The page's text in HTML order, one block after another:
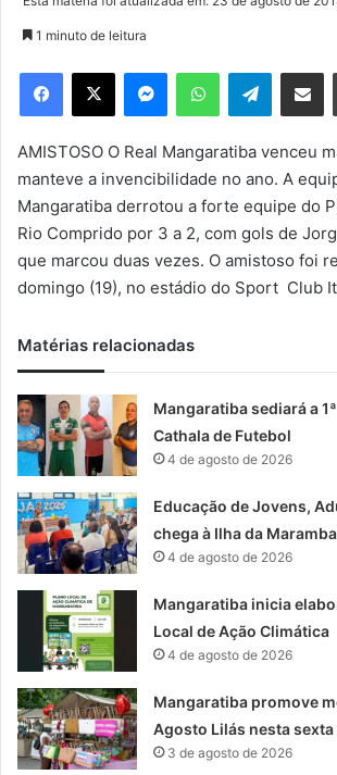
d
e
m
e
-
m
a
1 minuto de leitura
Telegram
AMISTOSO O Real Mangaratiba venceu
manteve a invencibilidade no ano. A
Mangaratiba derrotou a forte equipe do
Rio Comprido por 3 a 2, com gols de
que marcou duas vezes. O amistoso foi
domingo (19), no estádio do Sport Club
Matérias relacionadas
Mangaratiba sediará a
Cathala de Futebol
4 de agosto de 2026
Educação de Jovens,
chega à Ilha da
4 de agosto de 2026
Mangaratiba inicia
Local de Ação Climática
4 de agosto de 2026
Mangaratiba promove
Agosto Lilás nesta sexta
3 de agosto de 2026